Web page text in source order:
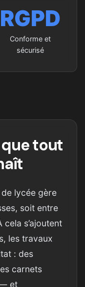
RGPD
Conforme et
sécurisé
tout
lycée gère
soit entre
s’ajoutent
les travaux
: des
carnets
— et